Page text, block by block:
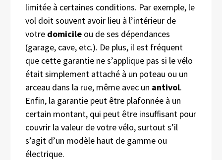
limitée à certaines conditions. Par exemple, le
vol doit souvent avoir lieu à l’intérieur de
votre domicile ou de ses dépendances
(garage, cave, etc.). De plus, il est fréquent
que cette garantie ne s’applique pas si le vélo
était simplement attaché à un poteau ou un
arceau dans la rue, même avec un antivol.
Enfin, la garantie peut être plafonnée à un
certain montant, qui peut être insuffisant pour
couvrir la valeur de votre vélo, surtout s’il
s’agit d’un modèle haut de gamme ou
électrique.